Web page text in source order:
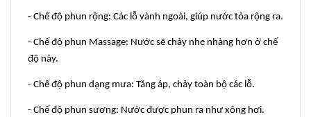
- Chế độ phun rộng: Các lỗ vành ngoài, giúp nước tỏa rộng ra.
- Chế độ phun Massage: Nước sẽ chảy nhẹ nhàng hơn ở chế
độ này.
- Chế độ phun dạng mưa: Tăng áp, chảy toàn bộ các lỗ.
- Chế độ phun sương: Nước được phun ra như xông hơi.